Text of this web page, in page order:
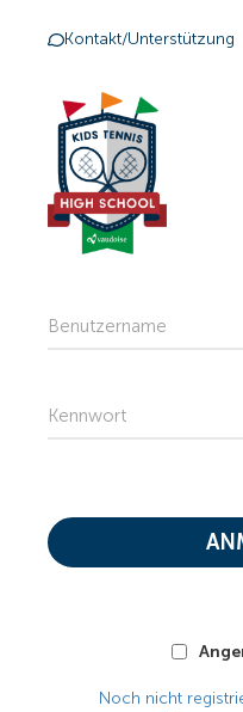
Kontakt/Unterstützung
Benutzername
Kennwort
Noch nicht